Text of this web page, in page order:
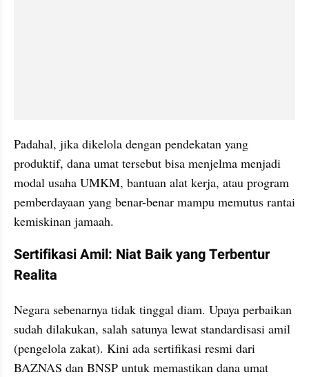
Padahal, jika dikelola dengan pendekatan yang
produktif, dana umat tersebut bisa menjelma menjadi
modal usaha UMKM, bantuan alat kerja, atau program
pemberdayaan yang benar-benar mampu memutus rantai
kemiskinan jamaah.
Sertifikasi Amil: Niat Baik yang Terbentur
Realita
Negara sebenarnya tidak tinggal diam. Upaya perbaikan
sudah dilakukan, salah satunya lewat standardisasi amil
(pengelola zakat). Kini ada sertifikasi resmi dari
BAZNAS dan BNSP untuk memastikan dana umat